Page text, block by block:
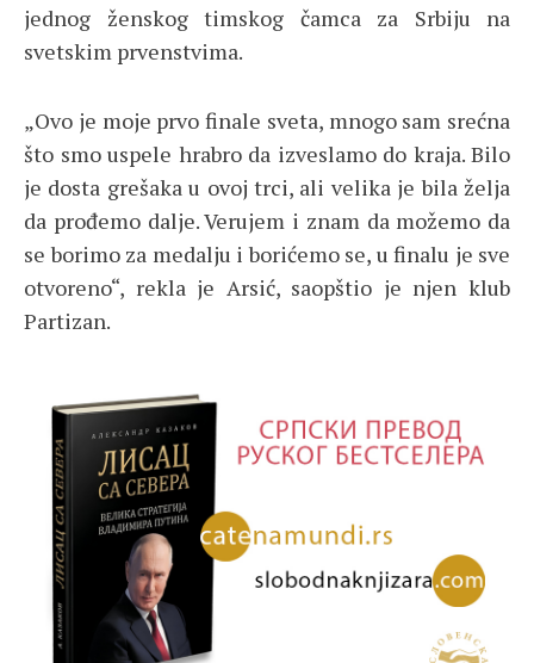
jednog ženskog timskog čamca za Srbiju na
svetskim prvenstvima.
„Ovo je moje prvo finale sveta, mnogo sam srećna
što smo uspele hrabro da izveslamo do kraja. Bilo
je dosta grešaka u ovoj trci, ali velika je bila želja
da prođemo dalje. Verujem i znam da možemo da
se borimo za medalju i borićemo se, u finalu je sve
otvoreno“, rekla je Arsić, saopštio je njen klub
Partizan.